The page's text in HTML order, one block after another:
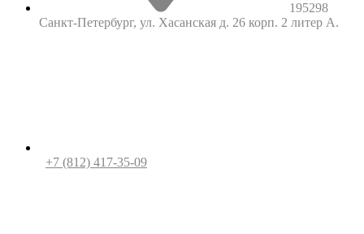
195298
Санкт-Петербург, ул. Хасанская д. 26 корп. 2 литер А.
+7 (812) 417-35-09